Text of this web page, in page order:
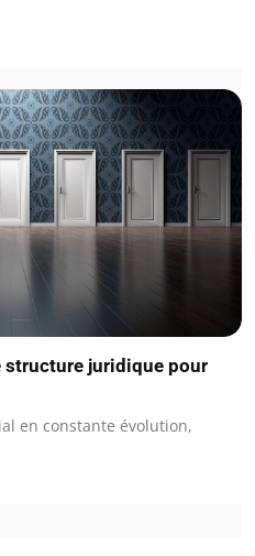
juridique pour
en constante évolution,